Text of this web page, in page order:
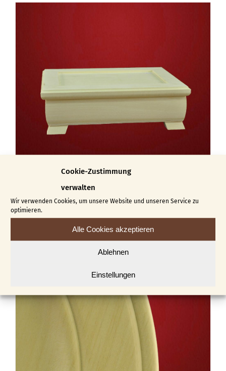
Cookie-Zustimmung
verwalten
Wir verwenden Cookies, um unsere Website und unseren Service zu
optimieren.
Alle Cookies akzeptieren
Ablehnen
Einstellungen
Die
Optionen
können
auf
Produktseite
gewählt
werden
Schatulle Laura